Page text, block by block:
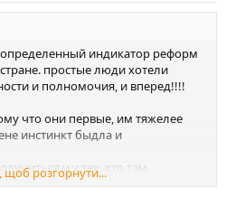
определенный индикатор реформ
простые люди хотели
и полномочия, и вперед!!!!
что они первые, им тяжелее
инстинкт быдла и
и у тех, кто там
щоб розгорнути...